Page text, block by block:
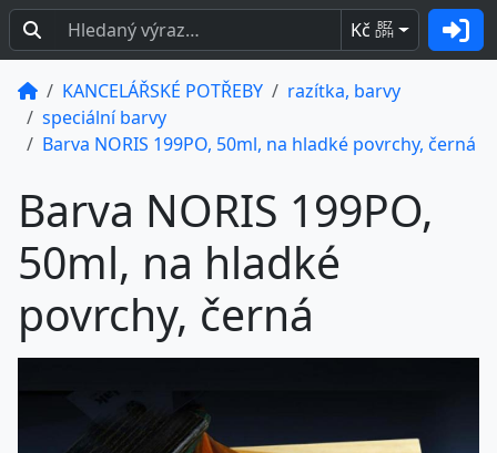
Kč BEZ
DPH
KANCELÁŘSKÉ POTŘEBY
razítka, barvy
speciální barvy
Barva NORIS 199PO, 50ml, na hladké povrchy, černá
Barva NORIS 199PO,
50ml, na hladké
povrchy, černá